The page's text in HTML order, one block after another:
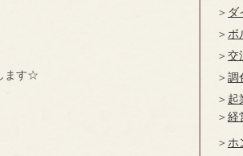
ます☆
ダ
ボ
交
調
起
経
ホ